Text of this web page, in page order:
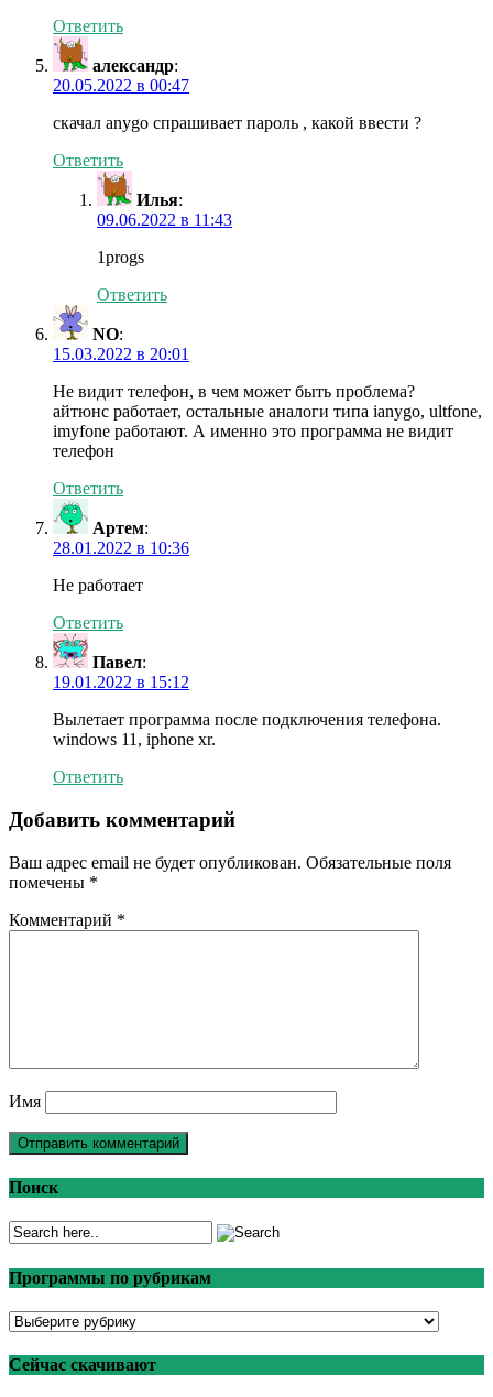
Ответить
александр:
20.05.2022 в 00:47
скачал anygo спрашивает пароль , какой ввести ?
Ответить
Илья:
09.06.2022 в 11:43
1progs
Ответить
NO:
15.03.2022 в 20:01
Не видит телефон, в чем может быть проблема?
айтюнс работает, остальные аналоги типа ianygo, ultfone,
imyfone работают. А именно это программа не видит
телефон
Ответить
Артем:
28.01.2022 в 10:36
Не работает
Ответить
Павел:
19.01.2022 в 15:12
Вылетает программа после подключения телефона.
windows 11, iphone xr.
Ответить
Добавить комментарий
Ваш адрес email не будет опубликован. Обязательные поля
помечены *
Комментарий *
Имя
Поиск
Программы по рубрикам
Программы
рубрикам
Сейчас скачивают